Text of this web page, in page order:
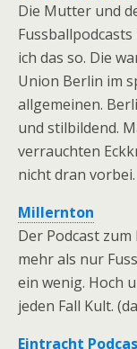
Die Mutter und
ich das so. Die
Union Berlin im
allgemeinen.
und stilbildend.
verrauchten
nicht dran vorbei.
Millernton
Der Podcast zum
mehr als nur
ein wenig. Hoch
jeden Fall Kult.
Eintracht